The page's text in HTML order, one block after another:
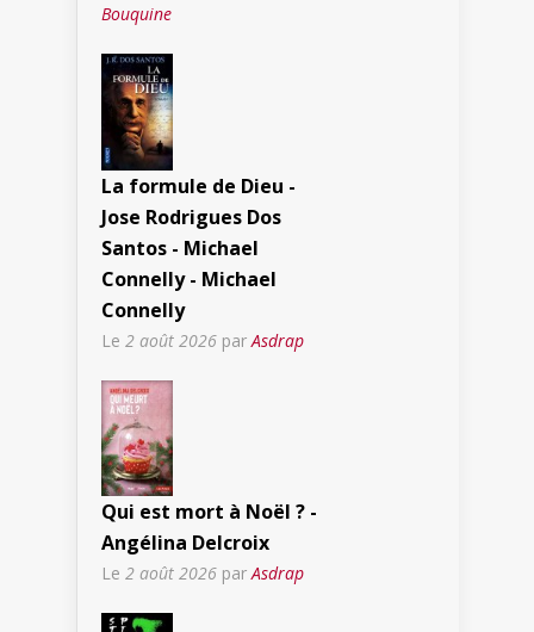
Bouquine
La formule de Dieu -
Jose Rodrigues Dos
Santos - Michael
Connelly - Michael
Connelly
Le 2 août 2026 parAsdrap
Qui est mort à Noël ? -
Angélina Delcroix
Le 2 août 2026 par Asdrap